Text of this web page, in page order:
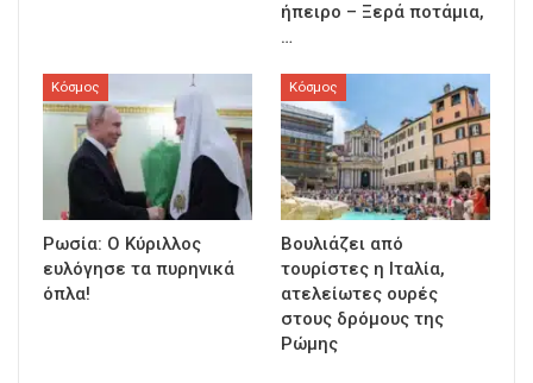
ήπειρο – Ξερά ποτάμια,
…
Κόσμος
Ρωσία: Ο Κύριλλος
ευλόγησε τα πυρηνικά
όπλα!
Κόσμος
Βουλιάζει από
τουρίστες η Ιταλία,
ατελείωτες ουρές
στους δρόμους της
Ρώμης